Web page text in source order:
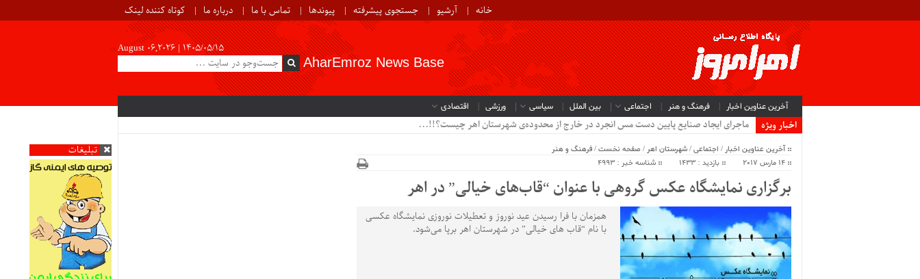
خانه آرشیو جستجوی پیشرفته پیوندها تماس با ما درباره ما کوتاه کننده لینک
August 06,2026 | ۱۴۰۵/۰۵/۱۵
AharEmroz News Base
آخرین عناوین اخبار فرهنگ و هنر اجتماعی بین الملل سیاسی ورزشی اقتصادی
اخبار ویژه
ماجرای ایجاد صنایع پایین دست مس انجرد در خارج از محدوده‌ی شهرستان اهر چیست؟!!...
تبلیغات
آخرین عناوین اخبار / اجتماعی/شهرستان اهر /صفحه نخست/فرهنگ و هنر
14 مارس 2017
بازدید : 1433 شناسه خبر : 4993
برگزاری نمایشگاه عکس گروهی با عنوان “قاب‌های خیالی” در اهر
همزمان با فرا رسیدن عید نوروز و تعطیلات نوروزی نمایشگاه عکسی
با نام “قاب های خیالی” در شهرستان اهر برپا می‌شود.